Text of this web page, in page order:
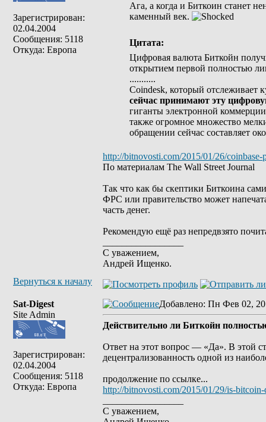
Зарегистрирован:
02.04.2004
Сообщения: 5118
Откуда: Европа
Ага, а когда и Биткоин станет
каменный век.
Цитата:
Цифровая валюта Биткойн
открытием первой полностью
...........
Coindesk, который отслеживает
сейчас принимают эту
гиганты электронной
также огромное множество
обращении сейчас составляет
http://bitnovosti.com/2015/01/26/
По материалам The Wall Street Journal
Так что как бы скептики Биткоина
ФРС или правительство может
часть денег.
Рекомендую ещё раз непредвзято
С уважением,
Андрей Ищенко.
Вернуться к началу
Sat-Digest
Site Admin
Зарегистрирован:
02.04.2004
Сообщения: 5118
Откуда: Европа
Добавлено: Пн Фев 02,
Действительно ли Биткойн
Ответ на этот вопрос — «Да». В этой
децентрализованность одной из
продолжение по ссылке...
http://bitnovosti.com/2015/01/29/is-bitcoin-
С уважением,